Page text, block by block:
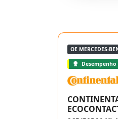
OE MERCEDES-
Desempenho